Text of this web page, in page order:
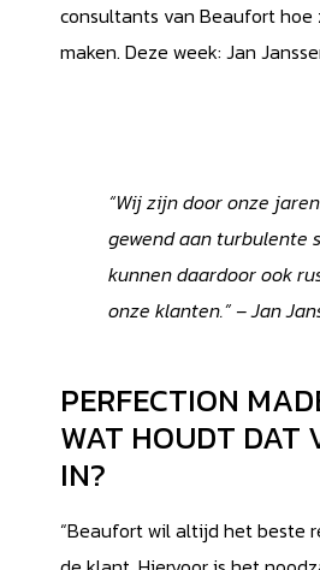
consultants van Beaufort hoe
maken. Deze week: Jan
“Wij zijn door onze
gewend aan turbulente
kunnen daardoor ook
onze klanten.” – Jan
PERFECTION
WAT HOUDT DAT
IN?
“Beaufort wil altijd het beste